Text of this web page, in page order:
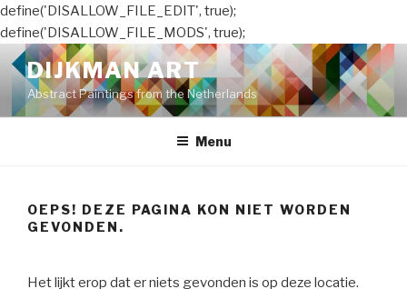
define('DISALLOW_FILE_EDIT', true);
define('DISALLOW_FILE_MODS', true);
Naar
de
inhoud
springen
DIJKMAN ART
Abstract Paintings from the Netherlands
Menu
OEPS! DEZE PAGINA KON NIET WORDEN
GEVONDEN.
Het lijkt erop dat er niets gevonden is op deze locatie.